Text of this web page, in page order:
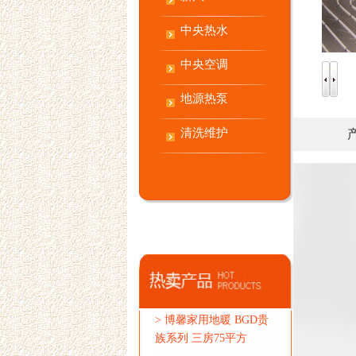
中央热水
中央空调
地源热泵
清洗维护
> 博馨家用地暖 BGD贵
族系列 三房75平方